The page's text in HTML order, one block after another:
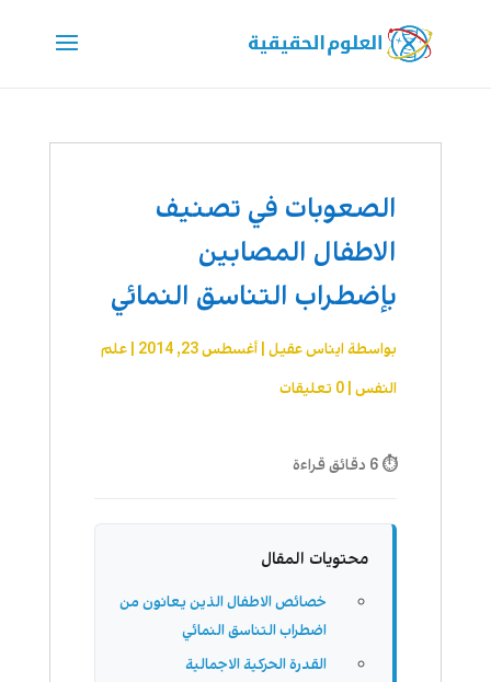
الصعوبات في تصنيف
الاطفال المصابين
بإضطراب التناسق النمائي
بواسطةايناس عقيل| أغسطس 23, 2014
علم
النفس| 0 تعليقات
⏱ 6 دقائق قراءة
محتويات المقال
خصائص الاطفال الذين يعانون من
اضطراب التناسق النمائي
القدرة الحركية الاجمالية